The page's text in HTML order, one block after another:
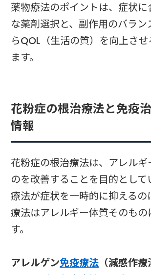
薬物療法のポイントは、症状
な薬剤選択と、副作用のバラン
らQOL（生活の質）を向上させ
ます。
花粉症の根治療法と免疫
情報
花粉症の根治療法は、アレルギ
のを改善することを目的として
療法が症状を一時的に抑える
療法はアレルギー体質そのもの
す。
アレルゲン免疫療法 （減感作療